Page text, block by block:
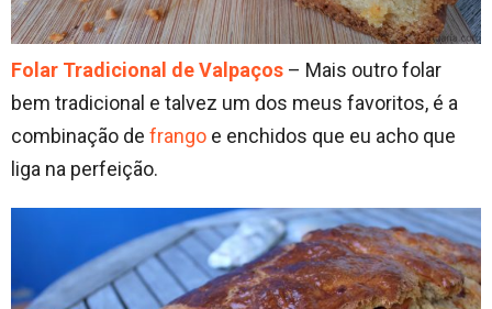
Folar Tradicional de Valpaços – Mais outro folar
bem tradicional e talvez um dos meus favoritos, é a
combinação de frango e enchidos que eu acho que
liga na perfeição.